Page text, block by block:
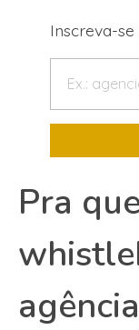
Inscreva-
Pra